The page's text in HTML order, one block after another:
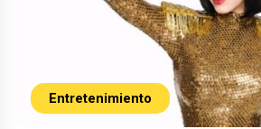
Entretenimiento